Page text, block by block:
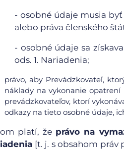
- osobné údaje musia
alebo práva členského
- osobné údaje sa
ods. 1. Nariadenia;
právo, aby Prevádzkovateľ,
náklady na vykonanie
prevádzkovateľov, ktorí
odkazy na tieto osobné údaje,
platí, že právo na
[t. j. s obsahom